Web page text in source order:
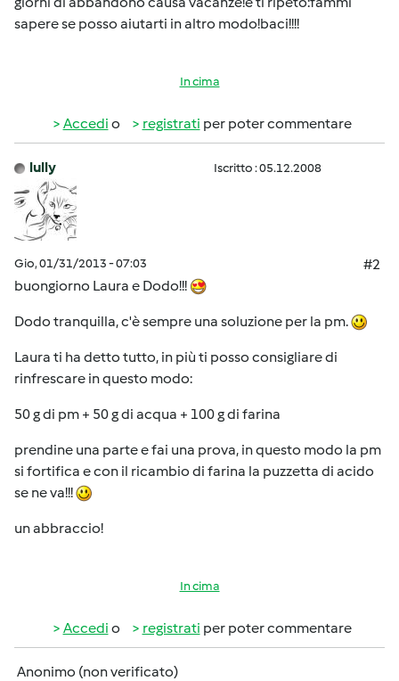
sapere se posso aiutarti in altro modo!baci!!!!
In cima
Accedi o registrati per poter commentare
lully Iscritto : 05.12.2008
Gio, 01/31/2013 - 07:03
#2
buongiorno Laura e Dodo!!!
Dodo tranquilla, c'è sempre una soluzione per la pm.
Laura ti ha detto tutto, in più ti posso consigliare di
rinfrescare in questo modo:
50 g di pm + 50 g di acqua + 100 g di farina
prendine una parte e fai una prova, in questo modo la pm
si fortifica e con il ricambio di farina la puzzetta di acido
se ne va!!!
un abbraccio!
In cima
Accedi o registrati per poter commentare
Anonimo (non verificato)